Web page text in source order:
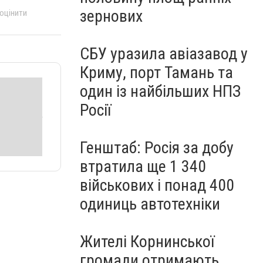
зернових
СБУ уразила авіазавод у
Криму, порт Тамань та
один із найбільших НПЗ
Росії
Генштаб: Росія за добу
втратила ще 1 340
військових і понад 400
одиниць автотехніки
Жителі Корнинської